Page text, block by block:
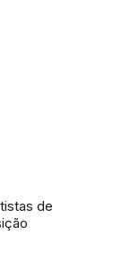
de